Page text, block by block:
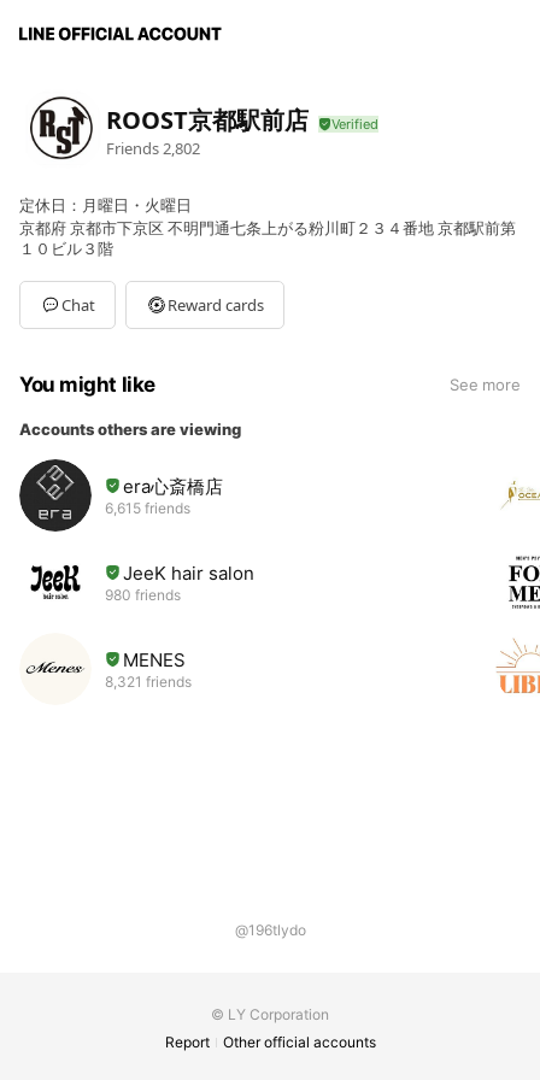
ROOST京都駅前店
Friends 2,802
定休日：月曜日・火曜日
京都府 京都市下京区 不明門通七条上がる粉川町２３４番地 京都駅前第
１０ビル３階
Chat Reward cards
You might like See more
Accounts others are viewing
era心斎橋店
6,615 friends
JeeK hair salon
980 friends
MENES
8,321 friends
@196tlydo
© LY Corporation
Report
Other official accounts